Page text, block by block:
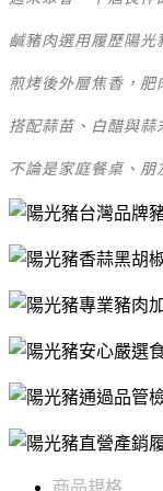
鹹豬肉選用履歷陽光
煎烤後外層焦香，肥
搭配蒜苗、白醋與蒜
不論是家庭餐桌、朋
商品規格